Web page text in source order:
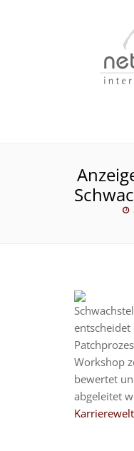
Workshop
bewertet
abgeleitet
Karrierewelt